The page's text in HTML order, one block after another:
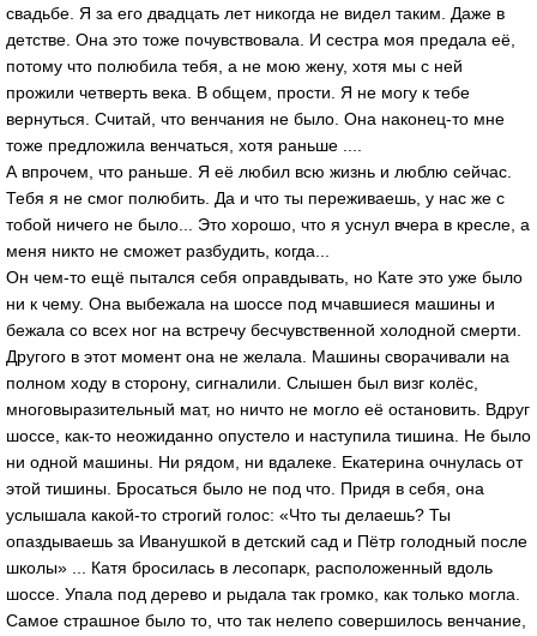
свадьбе. Я за его двадцать лет никогда не видел таким. Даже в
детстве. Она это тоже почувствовала. И сестра моя предала её,
потому что полюбила тебя, а не мою жену, хотя мы с ней
прожили четверть века. В общем, прости. Я не могу к тебе
вернуться. Считай, что венчания не было. Она наконец-то мне
тоже предложила венчаться, хотя раньше ....
А впрочем, что раньше. Я её любил всю жизнь и люблю сейчас.
Тебя я не смог полюбить. Да и что ты переживаешь, у нас же с
тобой ничего не было... Это хорошо, что я уснул вчера в кресле, а
меня никто не сможет разбудить, когда...
Он чем-то ещё пытался себя оправдывать, но Кате это уже было
ни к чему. Она выбежала на шоссе под мчавшиеся машины и
бежала со всех ног на встречу бесчувственной холодной смерти.
Другого в этот момент она не желала. Машины сворачивали на
полном ходу в сторону, сигналили. Слышен был визг колёс,
многовыразительный мат, но ничто не могло её остановить. Вдруг
шоссе, как-то неожиданно опустело и наступила тишина. Не было
ни одной машины. Ни рядом, ни вдалеке. Екатерина очнулась от
этой тишины. Бросаться было не под что. Придя в себя, она
услышала какой-то строгий голос: «Что ты делаешь? Ты
опаздываешь за Иванушкой в детский сад и Пётр голодный после
школы» ... Катя бросилась в лесопарк, расположенный вдоль
шоссе. Упала под дерево и рыдала так громко, как только могла.
Самое страшное было то, что так нелепо совершилось венчание,